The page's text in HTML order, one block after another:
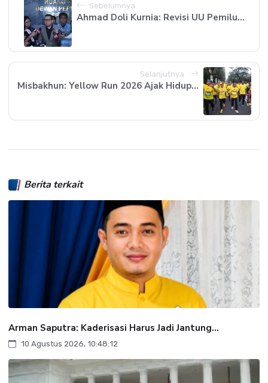
Sebelumnya
Ahmad Doli Kurnia: Revisi UU Pemilu...
Selanjutnya
Misbakhun: Yellow Run 2026 Ajak Hidup...
Berita terkait
Arman Saputra: Kaderisasi Harus Jadi Jantung...
10 Agustus 2026, 10:48:12